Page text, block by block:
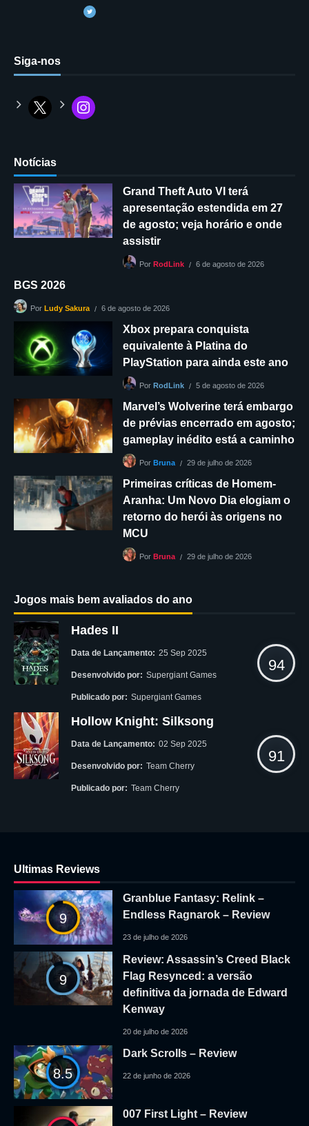
Siga-nos
Notícias
Grand Theft Auto VI terá
apresentação estendida em 27
de agosto; veja horário e onde
assistir
Por RodLink 6 de agosto de 2026
BGS 2026
Por Ludy Sakura 6 de agosto de 2026
Xbox prepara conquista
equivalente à Platina do
PlayStation para ainda este ano
Por RodLink 5 de agosto de 2026
Marvel’s Wolverine terá embargo
de prévias encerrado em agosto;
gameplay inédito está a caminho
Por Bruna 29 de julho de 2026
Primeiras críticas de Homem-
Aranha: Um Novo Dia elogiam o
retorno do herói às origens no
MCU
Por Bruna 29 de julho de 2026
Jogos mais bem avaliados do ano
Hades II
Data de Lançamento: 25 Sep 2025
Desenvolvido por: Supergiant Games
Publicado por: Supergiant Games
94
Hollow Knight: Silksong
Data de Lançamento: 02 Sep 2025
Desenvolvido por: Team Cherry
Publicado por: Team Cherry
91
Ultimas Reviews
9
Granblue Fantasy: Relink –
Endless Ragnarok – Review
23 de julho de 2026
9
Review: Assassin’s Creed Black
Flag Resynced: a versão
definitiva da jornada de Edward
Kenway
20 de julho de 2026
8.5
Dark Scrolls – Review
22 de junho de 2026
007 First Light – Review